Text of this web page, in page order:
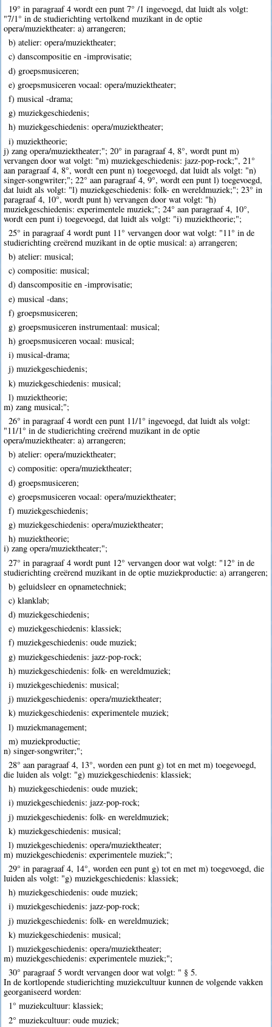
19° in paragraaf 4 wordt een punt 7° /1 ingevoegd, dat luidt als volgt:
"7/1° in de studierichting vertolkend muzikant in de optie
opera/muziektheater: a) arrangeren;
b) atelier: opera/muziektheater;
c) danscompositie en -improvisatie;
d) groepsmusiceren;
e) groepsmusiceren vocaal: opera/muziektheater;
f) musical -drama;
g) muziekgeschiedenis;
h) muziekgeschiedenis: opera/muziektheater;
i) muziektheorie;
j) zang opera/muziektheater;"; 20° in paragraaf 4, 8°, wordt punt m)
vervangen door wat volgt: "m) muziekgeschiedenis: jazz-pop-rock;", 21°
aan paragraaf 4, 8°, wordt een punt n) toegevoegd, dat luidt als volgt: "n)
singer-songwriter;"; 22° aan paragraaf 4, 9°, wordt een punt l) toegevoegd,
dat luidt als volgt: "l) muziekgeschiedenis: folk- en wereldmuziek;"; 23° in
paragraaf 4, 10°, wordt punt h) vervangen door wat volgt: "h)
muziekgeschiedenis: experimentele muziek;"; 24° aan paragraaf 4, 10°,
wordt een punt i) toegevoegd, dat luidt als volgt: "i) muziektheorie;";
25° in paragraaf 4 wordt punt 11° vervangen door wat volgt: "11° in de
studierichting creërend muzikant in de optie musical: a) arrangeren;
b) atelier: musical;
c) compositie: musical;
d) danscompositie en -improvisatie;
e) musical -dans;
f) groepsmusiceren;
g) groepsmusiceren instrumentaal: musical;
h) groepsmusiceren vocaal: musical;
i) musical-drama;
j) muziekgeschiedenis;
k) muziekgeschiedenis: musical;
l) muziektheorie;
m) zang musical;";
26° in paragraaf 4 wordt een punt 11/1° ingevoegd, dat luidt als volgt:
"11/1° in de studierichting creërend muzikant in de optie
opera/muziektheater: a) arrangeren;
b) atelier: opera/muziektheater;
c) compositie: opera/muziektheater;
d) groepsmusiceren;
e) groepsmusiceren vocaal: opera/muziektheater;
f) muziekgeschiedenis;
g) muziekgeschiedenis: opera/muziektheater;
h) muziektheorie;
i) zang opera/muziektheater;";
27° in paragraaf 4 wordt punt 12° vervangen door wat volgt: "12° in de
studierichting creërend muzikant in de optie muziekproductie: a) arrangeren;
b) geluidsleer en opnametechniek;
c) klanklab;
d) muziekgeschiedenis;
e) muziekgeschiedenis: klassiek;
f) muziekgeschiedenis: oude muziek;
g) muziekgeschiedenis: jazz-pop-rock;
h) muziekgeschiedenis: folk- en wereldmuziek;
i) muziekgeschiedenis: musical;
j) muziekgeschiedenis: opera/muziektheater;
k) muziekgeschiedenis: experimentele muziek;
l) muziekmanagement;
m) muziekproductie;
n) singer-songwriter;";
28° aan paragraaf 4, 13°, worden een punt g) tot en met m) toegevoegd,
die luiden als volgt: "g) muziekgeschiedenis: klassiek;
h) muziekgeschiedenis: oude muziek;
i) muziekgeschiedenis: jazz-pop-rock;
j) muziekgeschiedenis: folk- en wereldmuziek;
k) muziekgeschiedenis: musical;
l) muziekgeschiedenis: opera/muziektheater;
m) muziekgeschiedenis: experimentele muziek;";
29° in paragraaf 4, 14°, worden een punt g) tot en met m) toegevoegd, die
luiden als volgt: "g) muziekgeschiedenis: klassiek;
h) muziekgeschiedenis: oude muziek;
i) muziekgeschiedenis: jazz-pop-rock;
j) muziekgeschiedenis: folk- en wereldmuziek;
k) muziekgeschiedenis: musical;
l) muziekgeschiedenis: opera/muziektheater;
m) muziekgeschiedenis: experimentele muziek;";
30° paragraaf 5 wordt vervangen door wat volgt: " § 5.
In de kortlopende studierichting muziekcultuur kunnen de volgende vakken
georganiseerd worden:
1° muziekcultuur: klassiek;
2° muziekcultuur: oude muziek;